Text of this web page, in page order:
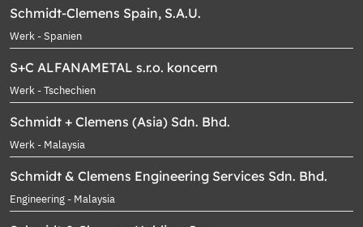
Schmidt-Clemens Spain, S.A.U.
Werk - Spanien
S+C ALFANAMETAL s.r.o. koncern
Werk - Tschechien
Schmidt + Clemens (Asia) Sdn. Bhd.
Werk - Malaysia
Schmidt & Clemens Engineering Services Sdn. Bhd.
Engineering - Malaysia